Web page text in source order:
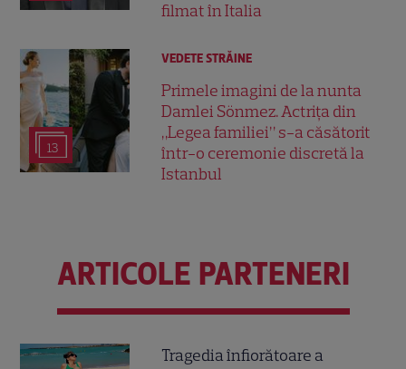
filmat în Italia
13
VEDETE STRĂINE
Primele imagini de la nunta
Damlei Sönmez. Actrița din
„Legea familiei” s-a căsătorit
într-o ceremonie discretă la
Istanbul
ARTICOLE PARTENERI
Tragedia înfiorătoare a